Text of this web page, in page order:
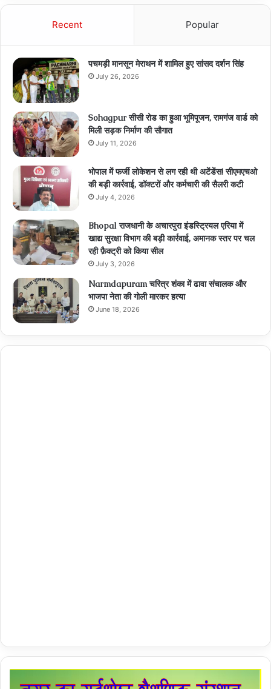
Recent Popular
पचमड़ी मानसून मेराथन में शामिल हुए सांसद दर्शन सिंह
July 26, 2026
Sohagpur सीसी रोड का हुआ भूमिपूजन, रामगंज वार्ड को
मिली सड़क निर्माण की सौगात
July 11, 2026
भोपाल में फर्जी लोकेशन से लग रही थी अटेंडेंस! सीएमएचओ
की बड़ी कार्रवाई, डॉक्टरों और कर्मचारी की सैलरी कटी
July 4, 2026
Bhopal राजधानी के अचारपुरा इंडस्ट्रियल एरिया में
खाद्य सुरक्षा विभाग की बड़ी कार्रवाई, अमानक स्तर पर चल
रही फ़ैक्ट्री को किया सील
July 3, 2026
Narmdapuram चरित्र शंका में ढावा संचालक और
भाजपा नेता की गोली मारकर हत्या
June 18, 2026